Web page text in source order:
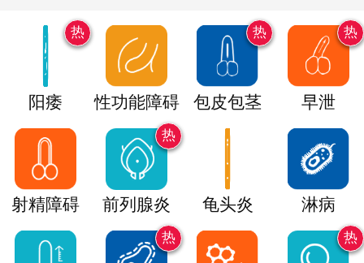
热
阳痿 性功能障碍
热
包皮包茎
热
早泄
射精障碍
热
前列腺炎 龟头炎 淋病
热 热